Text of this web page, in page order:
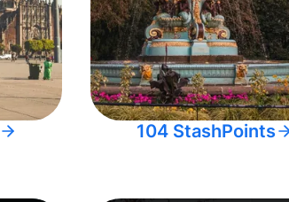
104 StashPoints